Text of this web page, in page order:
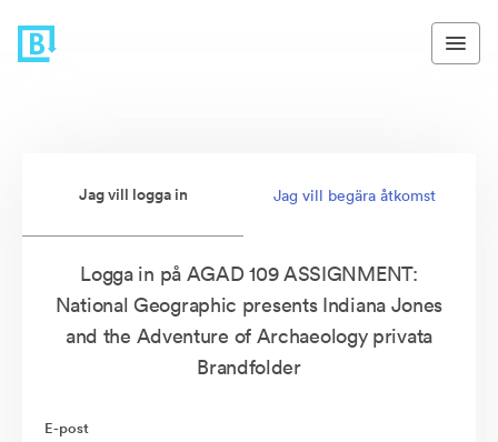
Jag vill logga in Jag vill begära åtkomst
Logga in på AGAD 109 ASSIGNMENT:
National Geographic presents Indiana Jones
and the Adventure of Archaeology privata
Brandfolder
E-post